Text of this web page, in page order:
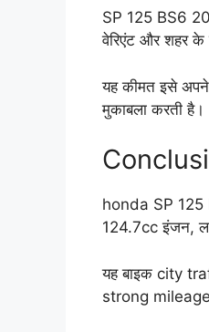
SP 125 BS6
वेरिएंट और शहर के
यह कीमत इसे
मुकाबला करती है।
honda SP
124.7cc इंजन,
यह बाइक city
strong mileage